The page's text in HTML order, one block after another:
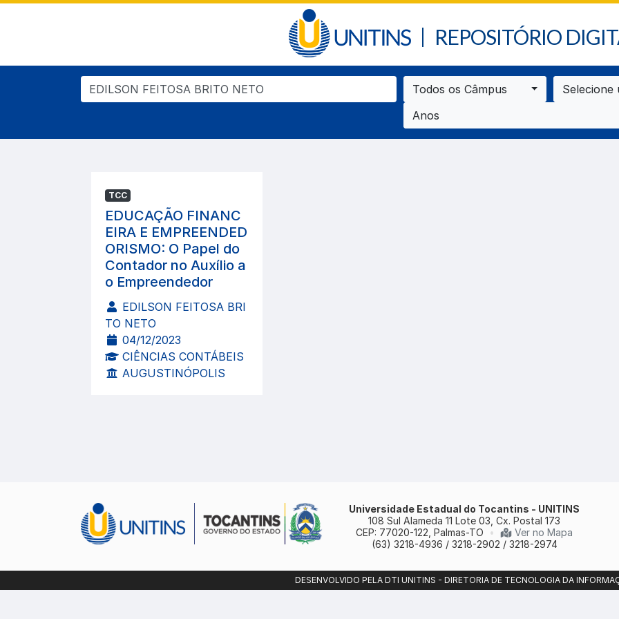
REPOSITÓRIO
Todos os Câmpus
Selecione
Anos
TCC
EDUCAÇÃO FINANC
EIRA E EMPREENDED
ORISMO: O Papel do
Contador no Auxílio a
o Empreendedor
EDILSON FEITOSA BRI
TO NETO
04/12/2023
CIÊNCIAS CONTÁBEIS
AUGUSTINÓPOLIS
Universidade Estadual do Tocantins - UNITINS
108 Sul Alameda 11 Lote 03, Cx. Postal 173
CEP: 77020-122, Palmas-TO
•
Ver no Mapa
(63) 3218-4936 / 3218-2902 / 3218-2974
DESENVOLVIDO PELA DTI UNITINS - DIRETORIA DE TECNOLOGIA DA